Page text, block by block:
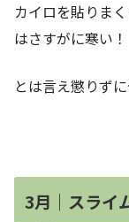
カイロを貼りま
はさすがに寒い！
とは言え懲りず
3月｜スライ